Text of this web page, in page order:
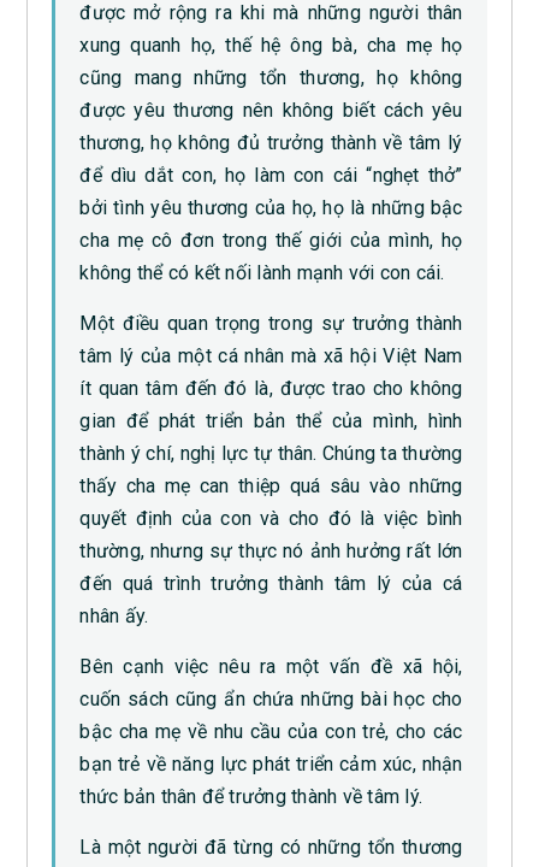
được mở rộng ra khi mà những người thân
xung quanh họ, thế hệ ông bà, cha mẹ họ
cũng mang những tổn thương, họ không
được yêu thương nên không biết cách yêu
thương, họ không đủ trưởng thành về tâm lý
để dìu dắt con, họ làm con cái “nghẹt thở”
bởi tình yêu thương của họ, họ là những bậc
cha mẹ cô đơn trong thế giới của mình, họ
không thể có kết nối lành mạnh với con cái.
Một điều quan trọng trong sự trưởng thành
tâm lý của một cá nhân mà xã hội Việt Nam
ít quan tâm đến đó là, được trao cho không
gian để phát triển bản thể của mình, hình
thành ý chí, nghị lực tự thân. Chúng ta thường
thấy cha mẹ can thiệp quá sâu vào những
quyết định của con và cho đó là việc bình
thường, nhưng sự thực nó ảnh hưởng rất lớn
đến quá trình trưởng thành tâm lý của cá
nhân ấy.
Bên cạnh việc nêu ra một vấn đề xã hội,
cuốn sách cũng ẩn chứa những bài học cho
bậc cha mẹ về nhu cầu của con trẻ, cho các
bạn trẻ về năng lực phát triển cảm xúc, nhận
thức bản thân để trưởng thành về tâm lý.
Là một người đã từng có những tổn thương